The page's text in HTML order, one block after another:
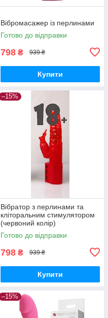
Вібромасажер із перлинами
Готово до відправки
798 ₴ 939 ₴
Купити
–15%
Вібратор з перлинами та
кліторальним стимулятором
(червоний колір)
Готово до відправки
798 ₴ 939 ₴
Купити
–15%